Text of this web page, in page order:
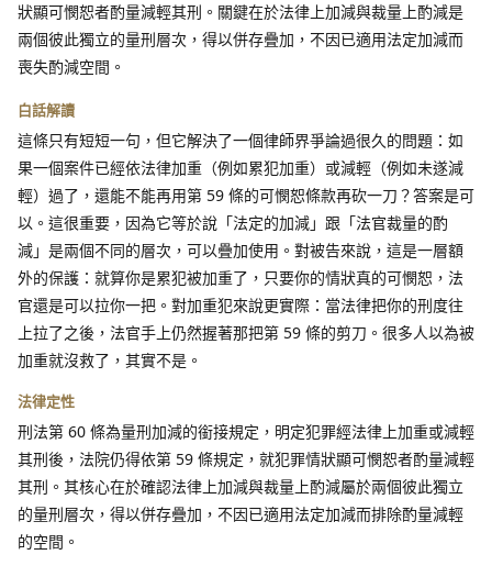
狀顯可憫恕者酌量減輕其刑。關鍵在於法律上加減與裁量上酌減是
兩個彼此獨立的量刑層次，得以併存疊加，不因已適用法定加減而
喪失酌減空間。
白話解讀
這條只有短短一句，但它解決了一個律師界爭論過很久的問題：如
果一個案件已經依法律加重（例如累犯加重）或減輕（例如未遂減
輕）過了，還能不能再用第 59 條的可憫恕條款再砍一刀？答案是可
以。這很重要，因為它等於說「法定的加減」跟「法官裁量的酌
減」是兩個不同的層次，可以疊加使用。對被告來說，這是一層額
外的保護：就算你是累犯被加重了，只要你的情狀真的可憫恕，法
官還是可以拉你一把。對加重犯來說更實際：當法律把你的刑度往
上拉了之後，法官手上仍然握著那把第 59 條的剪刀。很多人以為被
加重就沒救了，其實不是。
法律定性
刑法第 60 條為量刑加減的銜接規定，明定犯罪經法律上加重或減輕
其刑後，法院仍得依第 59 條規定，就犯罪情狀顯可憫恕者酌量減輕
其刑。其核心在於確認法律上加減與裁量上酌減屬於兩個彼此獨立
的量刑層次，得以併存疊加，不因已適用法定加減而排除酌量減輕
的空間。